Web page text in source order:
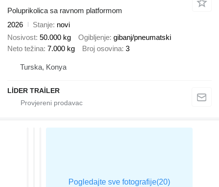
Poluprikolica sa ravnom platformom
2026
Stanje novi
Nosivost 50.000 kg Ogibljenje gibanj/pneumatski
Neto težina 7.000 kg Broj osovina 3
Turska, Konya
LİDER TRAİLER